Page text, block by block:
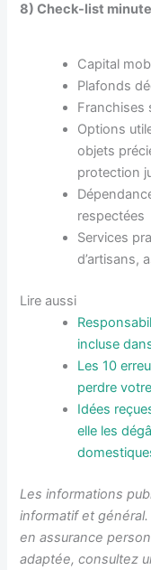
8) Check-list
Capital
Plafonds
Franchises
Options
objets
protection
respectées
Services
d’artisans,
Lire aussi
incluse
Les 10
perdre
Idées
elle les
Les informations
informatif et
en assurance
adaptée, consultez